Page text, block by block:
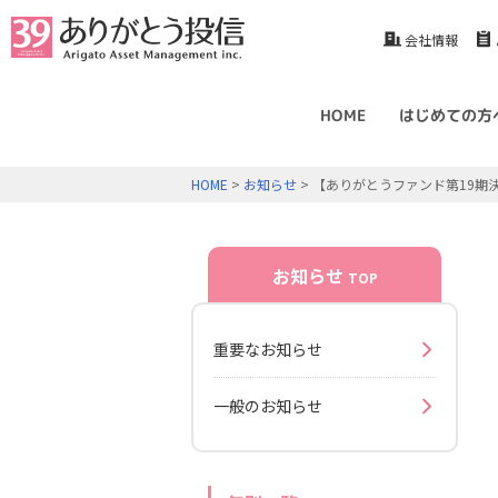
会社情報
HOME はじめての方
HOME > お知らせ > 【ありがとうファンド第19期
お知らせ TOP
重要なお知らせ
一般のお知らせ